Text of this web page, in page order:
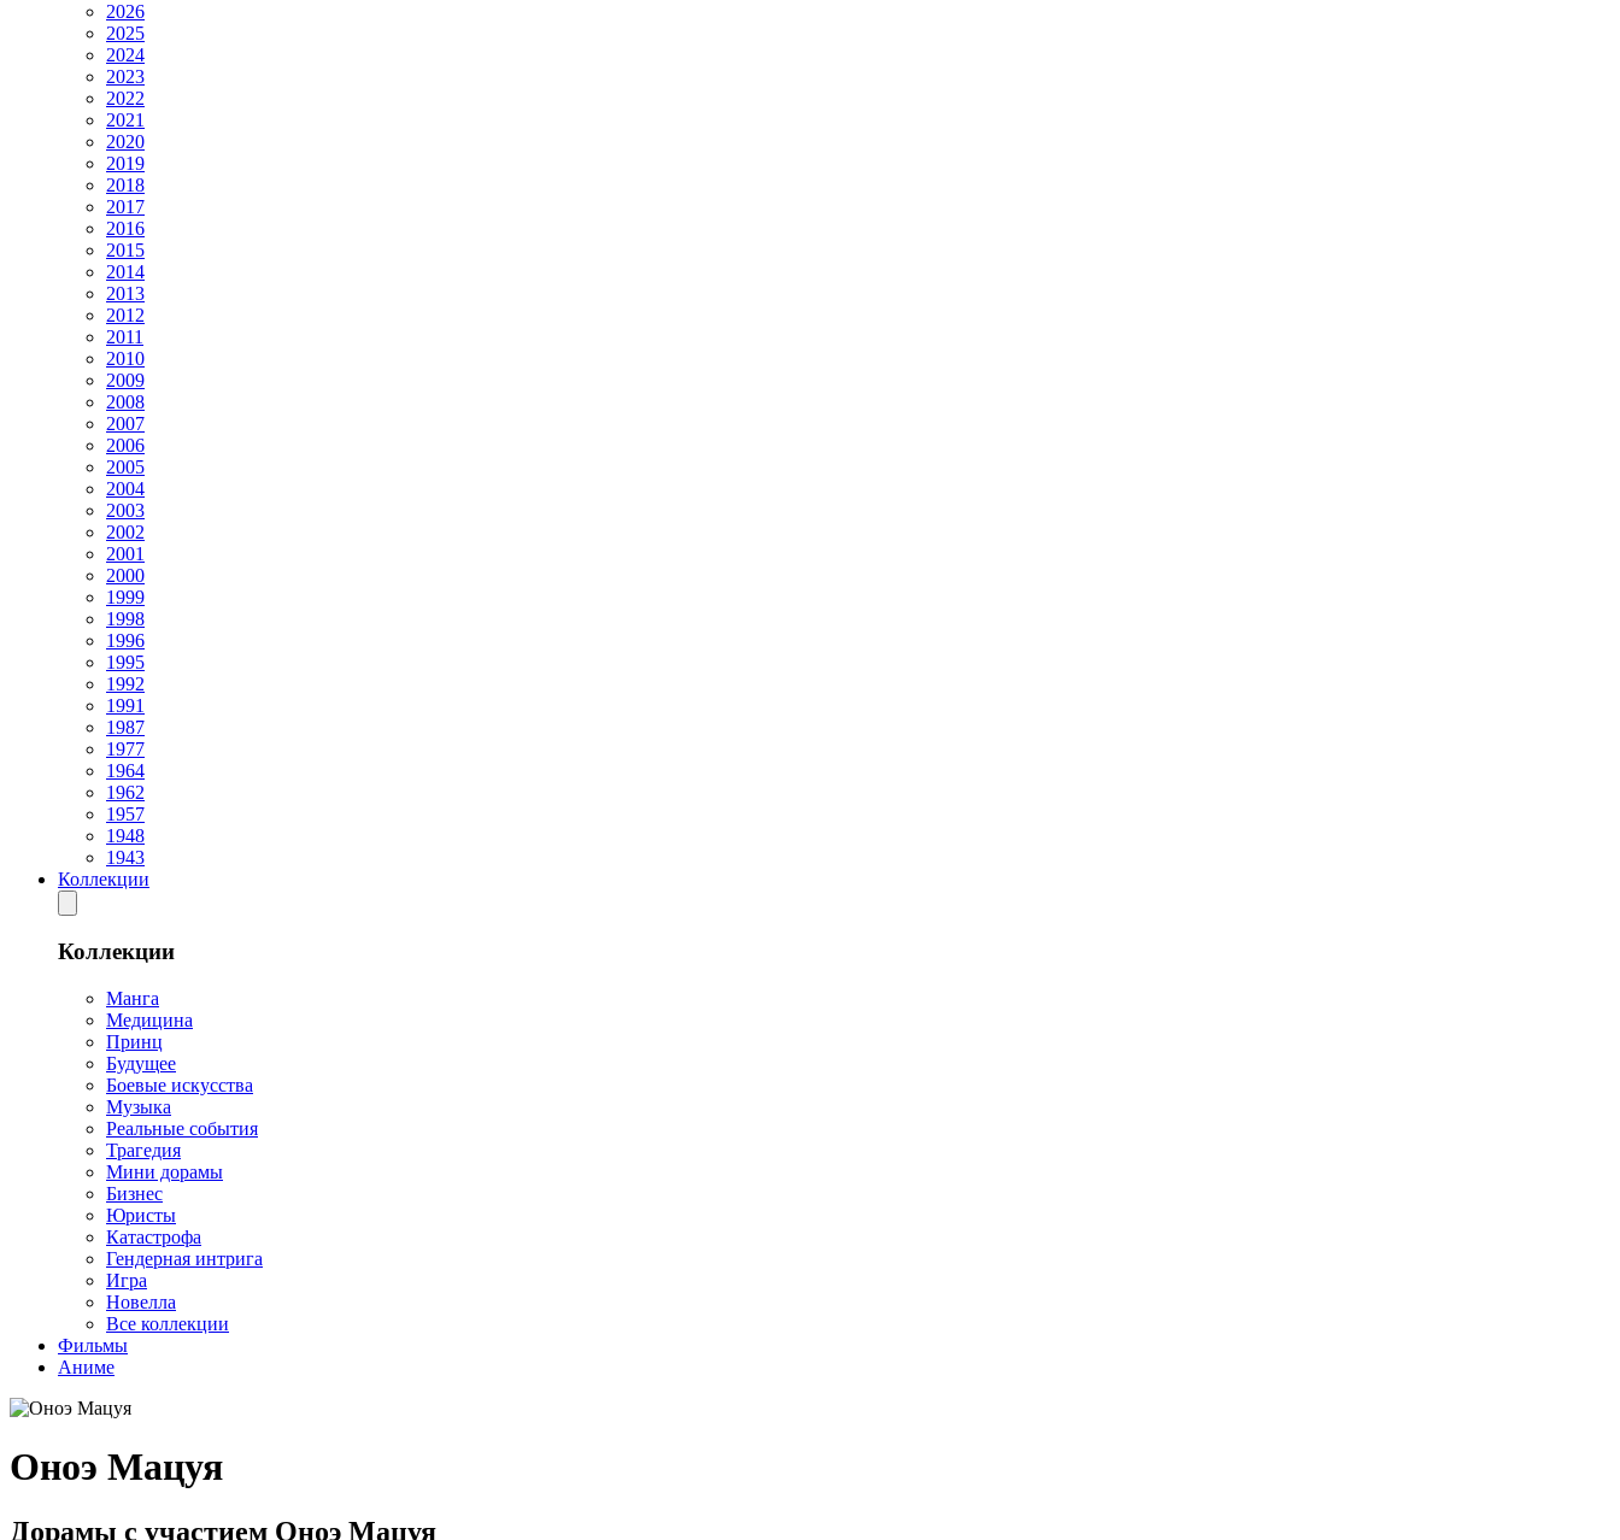
2026
2025
2024
2023
2022
2021
2020
2019
2018
2017
2016
2015
2014
2013
2012
2011
2010
2009
2008
2007
2006
2005
2004
2003
2002
2001
2000
1999
1998
1996
1995
1992
1991
1987
1977
1964
1962
1957
1948
1943
Коллекции
Коллекции
Манга
Медицина
Принц
Будущее
Боевые искусства
Музыка
Реальные события
Трагедия
Мини дорамы
Бизнес
Юристы
Катастрофа
Гендерная интрига
Игра
Новелла
Все коллекции
Фильмы
Аниме
Оноэ Мацуя
Дорамы с участием Оноэ Мацуя